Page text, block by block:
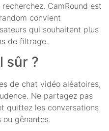
CamRound est
convient
qui souhaitent plus
de filtrage.
sûr ?
de chat vidéo aléatoires,
Ne partagez pas
quittez les conversations
gênantes.